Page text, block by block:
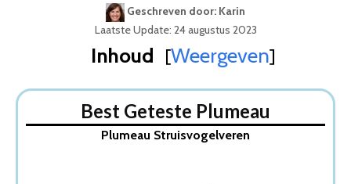
Geschreven door: Karin
Laatste Update: 24 augustus 2023
Inhoud [Weergeven]
1. Plumeau Struisvogelveren
2. VAIVE Plumeau uitschuifbaar
Best Geteste Plumeau
Plumeau Struisvogelveren